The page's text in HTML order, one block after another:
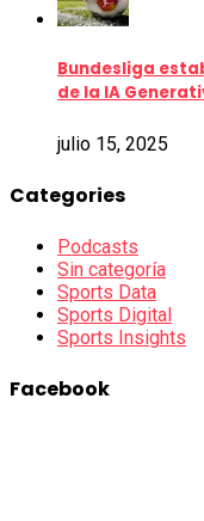
Bundesliga
de la IA
julio 15, 2025
Categories
Podcasts
Sin categoría
Sports Data
Sports Digital
Sports Insights
Facebook